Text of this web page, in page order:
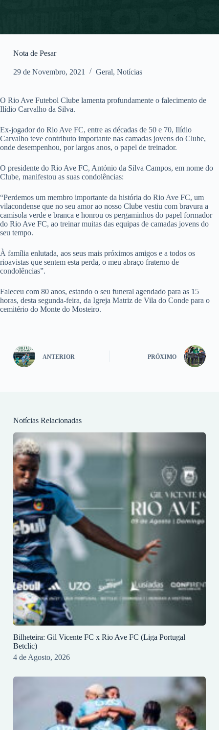
Nota de Pesar
29 de Novembro, 2021 Geral, Notícias
O Rio Ave Futebol Clube lamenta profundamente o falecimento de
Ilídio Carvalho da Silva.
Ex-jogador do Rio Ave FC, entre as décadas de 50 e 70, Ilídio
Carvalho teve contributo importante nas camadas jovens do Clube,
onde desempenhou, por largos anos, o papel de treinador.
O presidente do Rio Ave FC, António da Silva Campos, em nome do
Clube, manifestou as suas condolências:
“Perdemos um membro importante da história do Rio Ave FC, um
vilacondense que no seu amor ao nosso Clube vestiu com bravura a
camisola verde e branca e honrou os pergaminhos do papel formador
do Rio Ave FC, ao treinar muitas das equipas de camadas jovens do
seu tempo.
À família enlutada, aos seus mais próximos amigos e a todos os
rioavistas que sentem esta perda, o meu abraço fraterno de
condolências”.
Faleceu com 80 anos, estando o seu funeral agendado para as 15
horas, desta segunda-feira, da Igreja Matriz de Vila do Conde para o
cemitério do Monte do Mosteiro.
ANTERIOR PRÓXIMO
Notícias Relacionadas
Bilheteira: Gil Vicente FC x Rio Ave FC (Liga Portugal
Betclic)
4 de Agosto, 2026